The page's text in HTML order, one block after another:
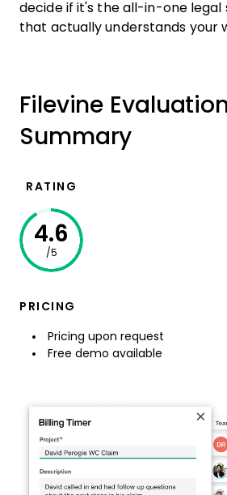
decide if it's the all-in-one legal
that actually understands your
Filevine
Summary
RATING
4.6
/5
PRICING
Pricing upon request
Free demo available